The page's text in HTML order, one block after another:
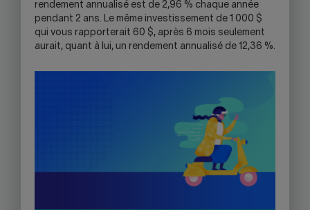
rendement annualisé est de 2,96 % chaque année
pendant 2 ans. Le même investissement de 1 000 $
qui vous rapporterait 60 $, après 6 mois seulement
aurait, quant à lui, un rendement annualisé de 12,36 %.